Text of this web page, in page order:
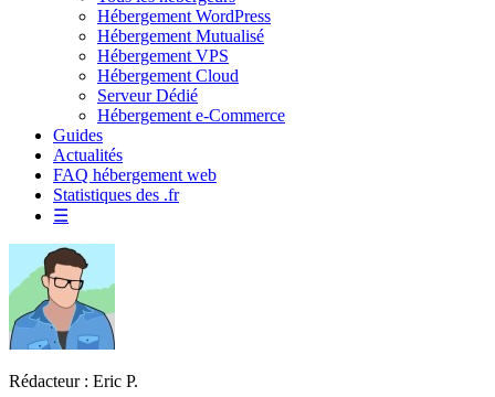
Hébergement WordPress
Hébergement Mutualisé
Hébergement VPS
Hébergement Cloud
Serveur Dédié
Hébergement e-Commerce
Guides
Actualités
FAQ hébergement web
Statistiques des .fr
☰
Rédacteur : Eric P.